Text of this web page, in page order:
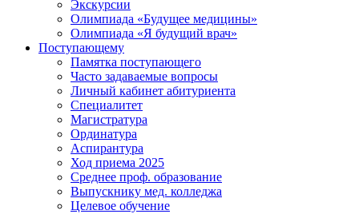
Экскурсии
Олимпиада «Будущее медицины»
Олимпиада «Я будущий врач»
Поступающему
Памятка поступающего
Часто задаваемые вопросы
Личный кабинет абитуриента
Специалитет
Магистратура
Ординатура
Аспирантура
Ход приема 2025
Среднее проф. образование
Выпускнику мед. колледжа
Целевое обучение